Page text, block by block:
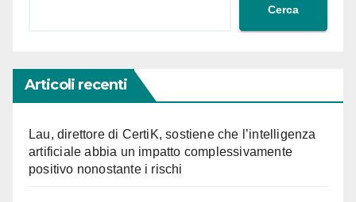
Cerca
Articoli recenti
Lau, direttore di CertiK, sostiene che l’intelligenza
artificiale abbia un impatto complessivamente
positivo nonostante i rischi